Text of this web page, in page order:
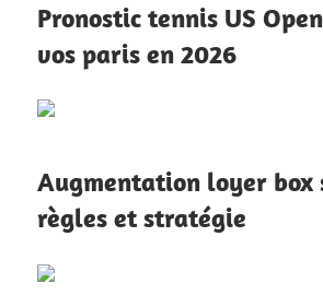
Pronostic tennis US
vos paris en 2026
Augmentation loyer box
règles et stratégie